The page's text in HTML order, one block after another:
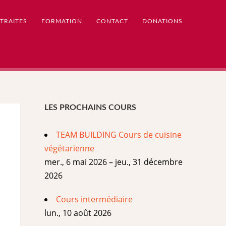
FORMATION CONTACT DONATIONS
LES PROCHAINS COURS
TEAM BUILDING Cours de cuisine
végétarienne
mer., 6 mai 2026 – jeu., 31 décembre
2026
Cours intermédiaire
lun., 10 août 2026